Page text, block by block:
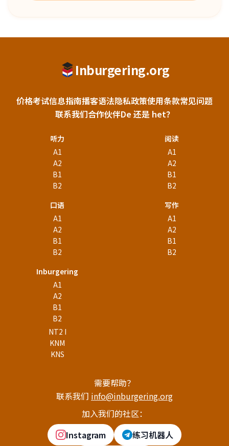
Inburgering.org
价格考试信息指南播客语法隐私政策使用条款常见问题
联系我们合作伙伴De 还是 het？
听力
A1
A2
B1
B2
阅读
A1
A2
B1
B2
口语
A1
A2
B1
B2
写作
A1
A2
B1
B2
Inburgering
A1
A2
B1
B2
NT2 I
KNM
KNS
需要帮助？
联系我们 info@inburgering.org
加入我们的社区：
Instagram
练习机器人